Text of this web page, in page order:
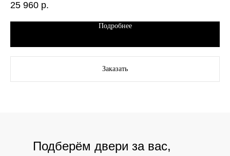
25 960 р.
Подробнее
Заказать
Подберём двери за вас,